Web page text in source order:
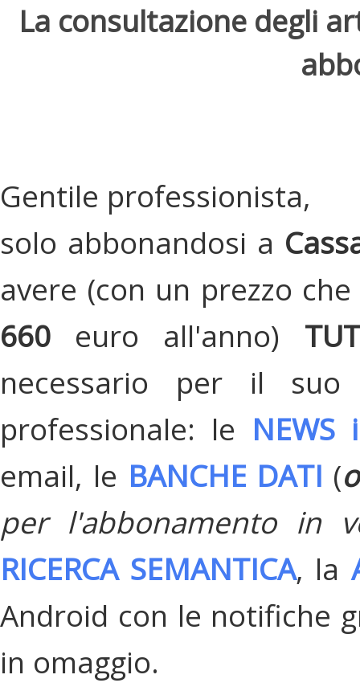
La consultazione degli
Gentile professionista,
solo abbonandosi a
avere (con un prezzo
660 euro all'anno)
necessario per il suo
professionale: le
email, le BANCHE DATI (
per l'abbonamento in
RICERCA SEMANTICA, la
Android con le notifiche
in omaggio.